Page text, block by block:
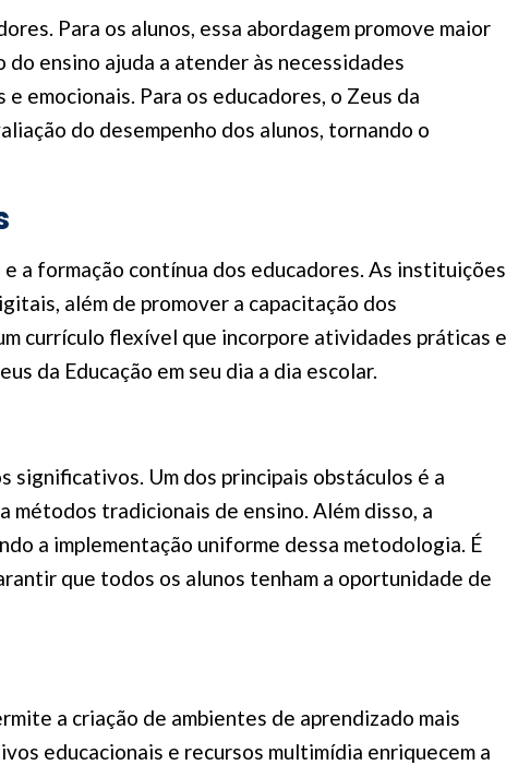
Para os alunos, essa abordagem promove maior
ensino ajuda a atender às necessidades
emocionais. Para os educadores, o Zeus da
do desempenho dos alunos, tornando o
a formação contínua dos educadores. As instituições
além de promover a capacitação dos
currículo flexível que incorpore atividades práticas e
da Educação em seu dia a dia escolar.
significativos. Um dos principais obstáculos é a
métodos tradicionais de ensino. Além disso, a
a implementação uniforme dessa metodologia. É
que todos os alunos tenham a oportunidade de
a criação de ambientes de aprendizado mais
educacionais e recursos multimídia enriquecem a